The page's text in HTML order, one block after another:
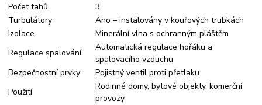
Počet tahů
3
Turbulátory
Ano – instalovány v kouřových trubkách
Izolace
Minerální vlna s ochranným pláštěm
Regulace spalování
Automatická regulace hořáku a
spalovacího vzduchu
Bezpečnostní prvky
Pojistný ventil proti přetlaku
Použití
Rodinné domy, bytové objekty, komerční
provozy